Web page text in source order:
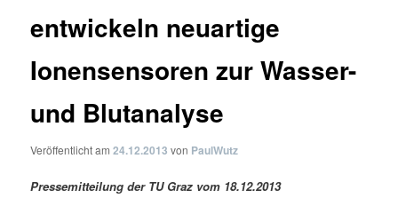
entwickeln neuartige
Ionensensoren zur Wasser-
und Blutanalyse
Veröffentlicht am24.12.2013 von PaulWutz
Pressemitteilung der TU Graz vom 18.12.2013